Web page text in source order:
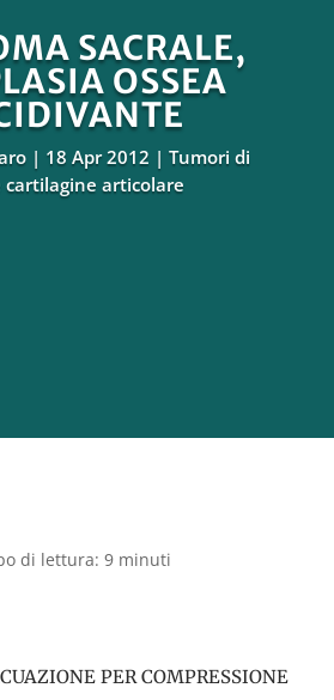
SACRALE,
OSSEA
18 Apr 2012
Tumori di
cartilagine articolare
PER COMPRESSIONE